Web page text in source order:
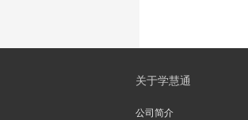
关于学慧通
公司简介